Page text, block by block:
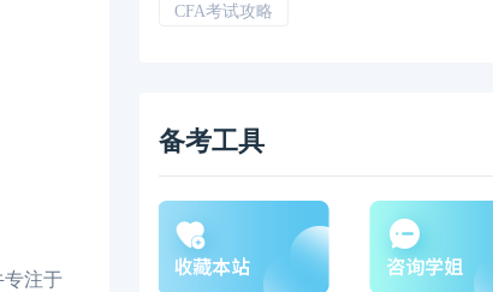
专注于
CFA考试攻略
备考工具